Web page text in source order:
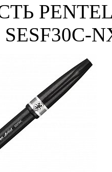
PENTEL
SESF30C-